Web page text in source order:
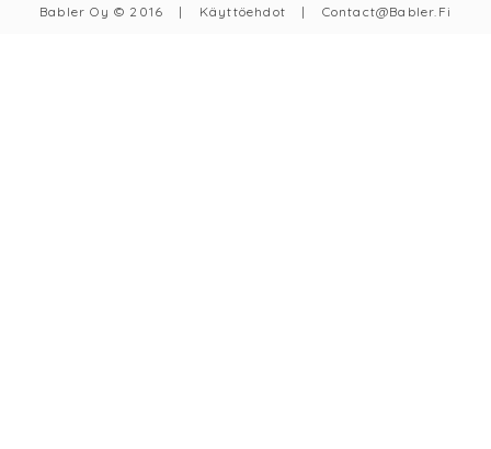
Babler Oy © 2016 | Käyttöehdot | Contact@babler.fi